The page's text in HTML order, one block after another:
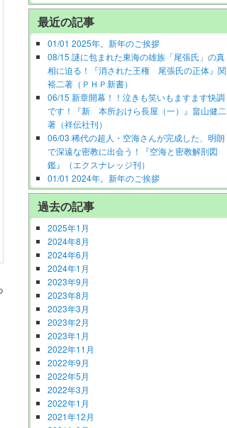
最近の記事
01/01 2025年。新年のご挨拶
08/15 謎に包まれた東海の雄族「尾張氏」の真
相に迫る！『消された王権 尾張氏の正体』関
裕二著（ＰＨＰ新書）
06/15 新章開幕！！泣きも笑いもますます快調
です！『新 本所おけら長屋（一）』畠山健二
著（祥伝社刊）
06/03 稀代の超人・空海さんが完成した、明朗
で深遠な密教に出会う！『空海と密教解剖図
鑑』（エクスナレッジ刊）
01/01 2024年。新年のご挨拶
過去の記事
2025年1月
2024年8月
2024年6月
2024年1月
2023年9月
2023年8月
2023年3月
2023年2月
2023年1月
2022年11月
2022年9月
2022年5月
2022年3月
2022年1月
2021年12月